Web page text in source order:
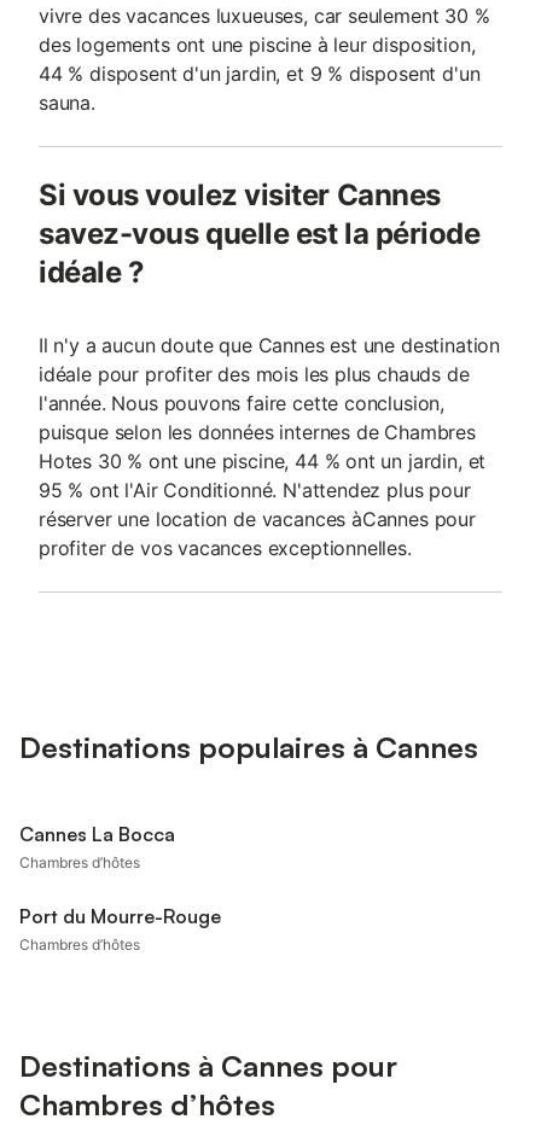
vivre des vacances luxueuses, car seulement 30 %
des logements ont une piscine à leur disposition,
44 % disposent d'un jardin, et 9 % disposent d'un
sauna.
Si vous voulez visiter Cannes
savez-vous quelle est la période
idéale ?
Il n'y a aucun doute que Cannes est une destination
idéale pour profiter des mois les plus chauds de
l'année. Nous pouvons faire cette conclusion,
puisque selon les données internes de Chambres
Hotes 30 % ont une piscine, 44 % ont un jardin, et
95 % ont l'Air Conditionné. N'attendez plus pour
réserver une location de vacances àCannes pour
profiter de vos vacances exceptionnelles.
Destinations populaires à Cannes
Cannes La Bocca
Chambres d’hôtes
Port du Mourre-Rouge
Chambres d’hôtes
Destinations à Cannes pour
Chambres d’hôtes